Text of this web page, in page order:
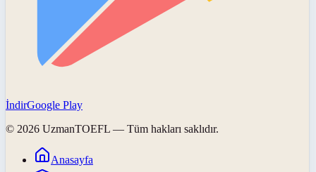
İndirGoogle Play
© 2026 UzmanTOEFL — Tüm hakları saklıdır.
Anasayfa